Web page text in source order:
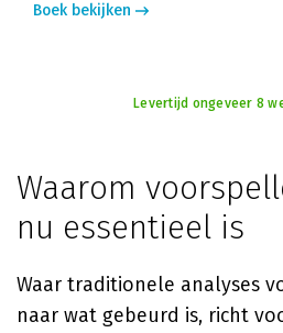
Boek bekijken
Levertijd ongeveer 8
Waarom
nu essentieel is
Waar traditionele analyses
naar wat gebeurd is, richt